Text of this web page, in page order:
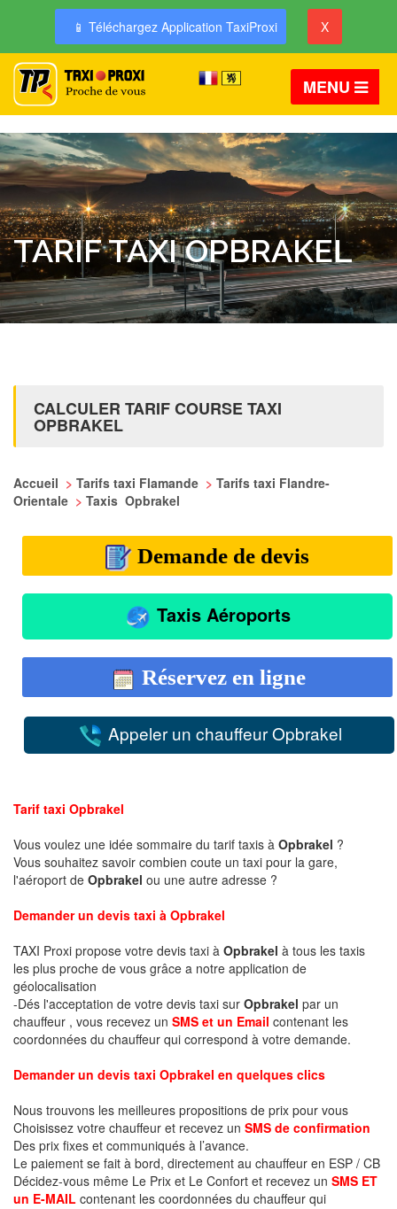
📱 Téléchargez Application TaxiProxi X
MENU
TARIF TAXI OPBRAKEL
CALCULER TARIF COURSE TAXI
OPBRAKEL
Accueil > Tarifs taxi Flamande > Tarifs taxi Flandre-
Orientale > Taxis Opbrakel
Demande de devis
Taxis Aéroports
Réservez en ligne
Appeler un chauffeur Opbrakel
Tarif taxi Opbrakel
Vous voulez une idée sommaire du tarif taxis à Opbrakel ?
Vous souhaitez savoir combien coute un taxi pour la gare,
l'aéroport de Opbrakel ou une autre adresse ?
Demander un devis taxi à Opbrakel
TAXI Proxi propose votre devis taxi à Opbrakel à tous les taxis
les plus proche de vous grâce a notre application de
géolocalisation
-Dés l'acceptation de votre devis taxi sur Opbrakel par un
chauffeur , vous recevez un SMS et un Email contenant les
coordonnées du chauffeur qui correspond à votre demande.
Demander un devis taxi Opbrakel en quelques clics
Nous trouvons les meilleures propositions de prix pour vous
Choisissez votre chauffeur et recevez un SMS de confirmation
Des prix fixes et communiqués à l’avance.
Le paiement se fait à bord, directement au chauffeur en ESP / CB
Décidez-vous même Le Prix et Le Confort et recevez un SMS ET
un E-MAIL contenant les coordonnées du chauffeur qui